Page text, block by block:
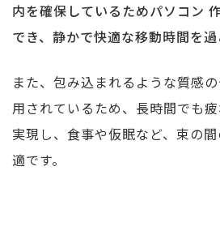
内を確保しているためパソコン
でき、静かで快適な移動時間を過
また、包み込まれるような質感
用されているため、長時間でも
実現し、食事や仮眠など、束の
適です。